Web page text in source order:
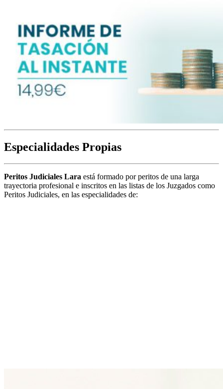
Especialidades Propias
Peritos Judiciales Lara está formado por peritos de una larga
trayectoria profesional e inscritos en las listas de los Juzgados como
Peritos Judiciales, en las especialidades de: